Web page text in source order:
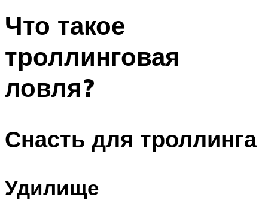
Что такое
троллинговая
ловля?
Снасть для троллинга
Удилище